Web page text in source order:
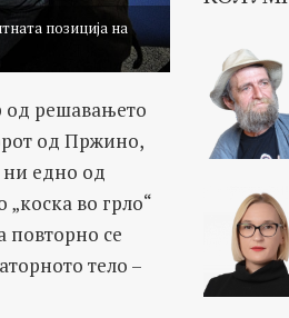
позиција на
од решавањето
од Пржино,
ни едно од
во грло“
повторно се
тело –